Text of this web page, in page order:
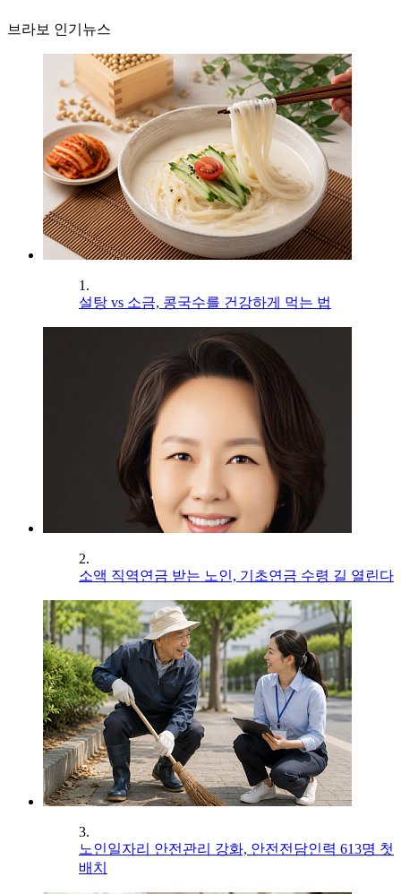
브라보 인기뉴스
1.
설탕 vs 소금, 콩국수를 건강하게 먹는 법
2.
소액 직역연금 받는 노인, 기초연금 수령 길 열린다
3.
노인일자리 안전관리 강화, 안전전담인력 613명 첫
배치